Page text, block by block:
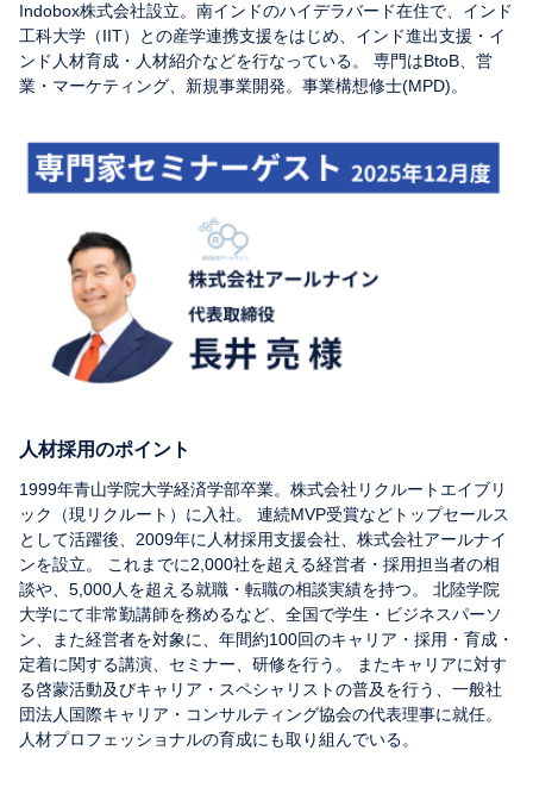
Indobox株式会社設立。南インドのハイデラバード在住で、インド
工科大学（IIT）との産学連携支援をはじめ、インド進出支援・イ
ンド人材育成・人材紹介などを行なっている。 専門はBtoB、営
業・マーケティング、新規事業開発。事業構想修士(MPD)。
人材採用のポイント
1999年青山学院大学経済学部卒業。株式会社リクルートエイブリ
ック（現リクルート）に入社。 連続MVP受賞などトップセールス
として活躍後、2009年に人材採用支援会社、株式会社アールナイ
ンを設立。 これまでに2,000社を超える経営者・採用担当者の相
談や、5,000人を超える就職・転職の相談実績を持つ。 北陸学院
大学にて非常勤講師を務めるなど、全国で学生・ビジネスパーソ
ン、また経営者を対象に、年間約100回のキャリア・採用・育成・
定着に関する講演、セミナー、研修を行う。 またキャリアに対す
る啓蒙活動及びキャリア・スペシャリストの普及を行う、一般社
団法人国際キャリア・コンサルティング協会の代表理事に就任。
人材プロフェッショナルの育成にも取り組んでいる。